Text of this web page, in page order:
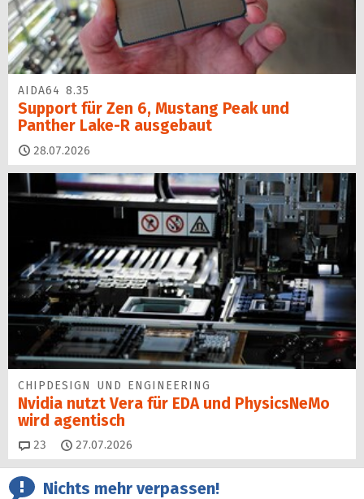
AIDA64 8.35
Support für Zen 6, Mustang Peak und
Panther Lake-R ausgebaut
28.07.2026
CHIPDESIGN UND ENGINEERING
Nvidia nutzt Vera für EDA und PhysicsNeMo
wird agentisch
23 Kommentare
27.07.2026
Nichts mehr verpassen!